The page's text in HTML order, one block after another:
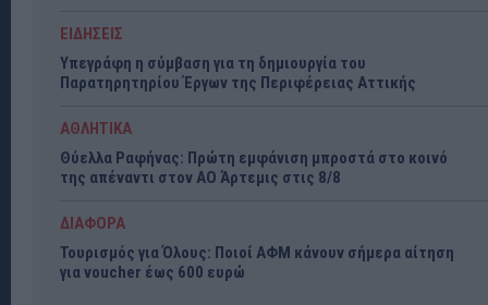
ΕΙΔΗΣΕΙΣ
Υπεγράφη η σύμβαση για τη δημιουργία του
Παρατηρητηρίου Έργων της Περιφέρειας Αττικής
ΑΘΛΗΤΙΚΑ
Θύελλα Ραφήνας: Πρώτη εμφάνιση μπροστά στο κοινό
της απέναντι στον ΑΟ Άρτεμις στις 8/8
ΔΙΑΦΟΡΑ
Τουρισμός για Όλους: Ποιοί ΑΦΜ κάνουν σήμερα αίτηση
για voucher έως 600 ευρώ